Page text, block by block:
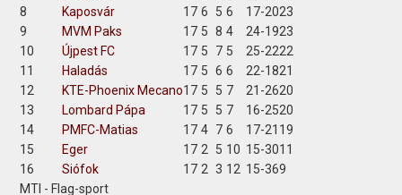
8
Kaposvár 17 6 5 6 17-2023
9
MVM Paks 17 5 8 4 24-1923
10
Újpest FC 17 5 7 5 25-2222
11
Haladás 17 5 6 6 22-1821
12
KTE-Phoenix Mecano17 5 5 7 21-2620
13
Lombard Pápa 17 5 5 7 16-2520
14
PMFC-Matias 17 4 7 6 17-21 19
15
Eger 17 2 5 10 15-3011
16
Siófok 17 2 3 12 15-369
MTI - Flag-sport